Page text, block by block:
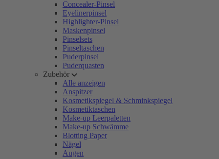
Concealer-Pinsel
Eyelinerpinsel
Highlighter-Pinsel
Maskenpinsel
Pinselsets
Pinseltaschen
Puderpinsel
Puderquasten
Zubehör
Alle anzeigen
Anspitzer
Kosmetikspiegel & Schminkspiegel
Kosmetiktaschen
Make-up Leerpaletten
Make-up Schwämme
Blotting Paper
Nägel
Augen